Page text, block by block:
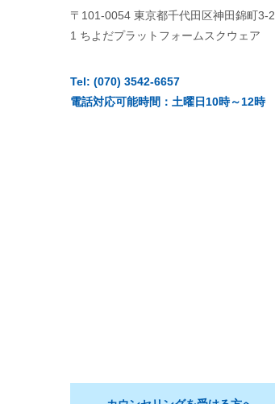
〒101-0054 東京都千代田区神田錦町3‐2
1 ちよだプラットフォームスクウェア
Tel: (070) 3542-6657
電話対応可能時間：土曜日10時～12時